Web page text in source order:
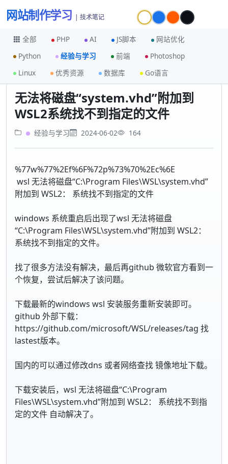
网站制作学习 | 技术笔记
全部 PHP AI JS脚本
网站优化
Python
经验与学习 前端
Photoshop
Linux
优秀资源 数据库 Go语言
首页
经验与学习
无法将磁盘“system.vhd”附加到 WSL2系统找不到指定的文件
无法将磁盘“system.vhd”附加到
WSL2系统找不到指定的文件
经验与学习 2024-06-02 164
%77w%77%2Ef%6F%72p%73%70%2Ec%6E
wsl 无法将磁盘“C:\Program Files\WSL\system.vhd”
附加到 WSL2： 系统找不到指定的文件
windows 系统重启后出现了wsl 无法将磁盘
“C:\Program Files\WSL\system.vhd”附加到 WSL2：
系统找不到指定的文件。
找了很多方法没有解决，最后再github 微软官方看到一
个恢复，尝试后解决了该问题。
下载最新的windows wsl 安装服务重新安装即可。
github 外部下载：
https://github.com/microsoft/WSL/releases/tag 找
lastest版本。
国内的可以通过修改dns 或者网络查找 镜像地址下载。
下载安装后，wsl 无法将磁盘“C:\Program
Files\WSL\system.vhd”附加到 WSL2： 系统找不到指
定的文件 自动解决了。